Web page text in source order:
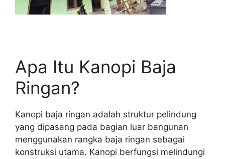
Apa Itu Kanopi Baja
Ringan?
Kanopi baja ringan adalah struktur pelindung
yang dipasang pada bagian luar bangunan
menggunakan rangka baja ringan sebagai
konstruksi utama. Kanopi berfungsi melindungi